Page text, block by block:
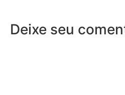
Deixe seu